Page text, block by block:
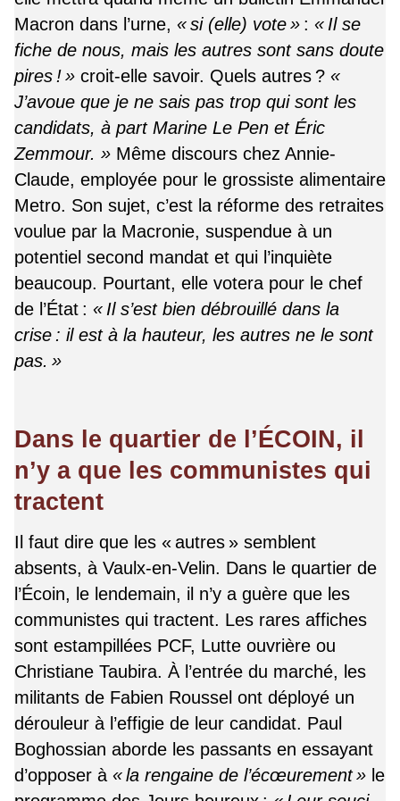
Macron dans l’urne, « si (elle) vote » : « Il se
fiche de nous, mais les autres sont sans doute
pires ! » croit-elle savoir. Quels autres ? «
J’avoue que je ne sais pas trop qui sont les
candidats, à part Marine Le Pen et Éric
Zemmour. » Même discours chez Annie-
Claude, employée pour le grossiste alimentaire
Metro. Son sujet, c’est la réforme des retraites
voulue par la Macronie, suspendue à un
potentiel second mandat et qui l’inquiète
beaucoup. Pourtant, elle votera pour le chef
de l’État : « Il s’est bien débrouillé dans la
crise : il est à la hauteur, les autres ne le sont
pas. »
Dans le quartier de l’ÉCOIN, il
n’y a que les communistes qui
tractent
Il faut dire que les « autres » semblent
absents, à Vaulx-en-Velin. Dans le quartier de
l’Écoin, le lendemain, il n’y a guère que les
communistes qui tractent. Les rares affiches
sont estampillées PCF, Lutte ouvrière ou
Christiane Taubira. À l’entrée du marché, les
militants de Fabien Roussel ont déployé un
dérouleur à l’effigie de leur candidat. Paul
Boghossian aborde les passants en essayant
d’opposer à « la rengaine de l’écœurement » le